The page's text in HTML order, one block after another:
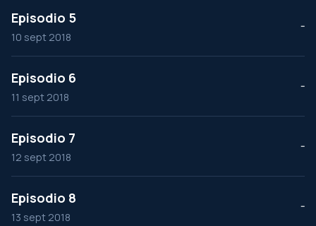
Episodio 5
10 sept 2018
--
Episodio 6
11 sept 2018
--
Episodio 7
12 sept 2018
--
Episodio 8
13 sept 2018
--